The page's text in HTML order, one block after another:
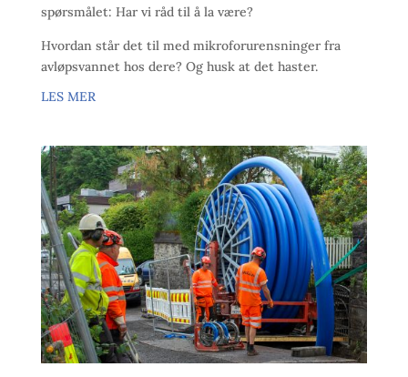
spørsmålet: Har vi råd til å la være?
Hvordan står det til med mikroforurensninger fra
avløpsvannet hos dere? Og husk at det haster.
LES MER